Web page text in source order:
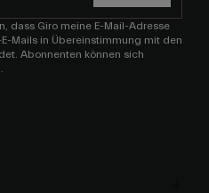
dass Giro meine E-Mail-Adresse
Mails in Übereinstimmung mit den
Abonnenten können sich